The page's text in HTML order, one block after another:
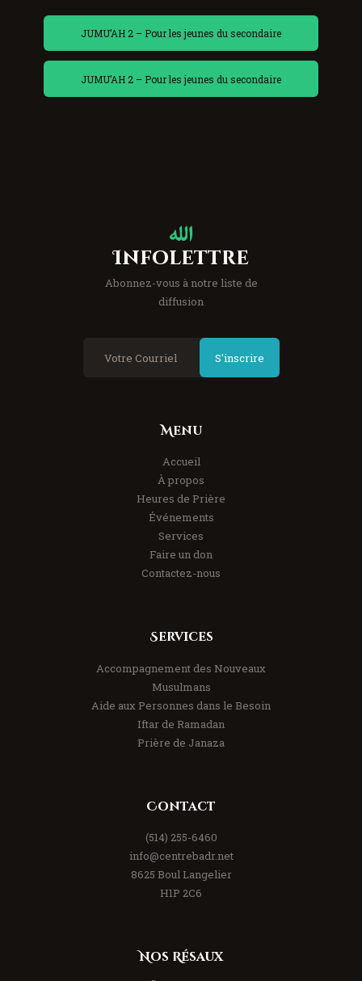
JUMU’AH 2 – Pour les jeunes du secondaire
JUMU’AH 2 – Pour les jeunes du secondaire
Infolettre
Abonnez-vous à notre liste de
diffusion
S'inscrire
Menu
Accueil
À propos
Heures de Prière
Événements
Services
Faire un don
Contactez-nous
Services
Accompagnement des Nouveaux
Musulmans
Aide aux Personnes dans le Besoin
Iftar de Ramadan
Prière de Janaza
Contact
(514) 255-6460
info@centrebadr.net
8625 Boul Langelier
H1P 2C6
Nos Résaux